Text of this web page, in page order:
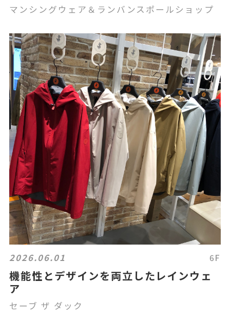
マンシングウェア＆ランバンスポールショップ
2026.06.01 6F
機能性とデザインを両立したレインウェ
ア
セーブ ザ ダック